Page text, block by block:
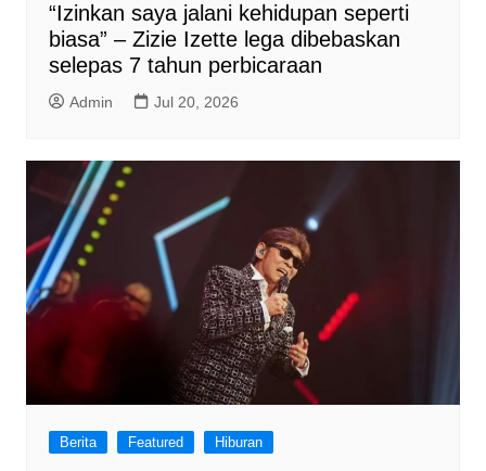
“Izinkan saya jalani kehidupan seperti
biasa” – Zizie Izette lega dibebaskan
selepas 7 tahun perbicaraan
Admin Jul 20, 2026
Berita Featured Hiburan